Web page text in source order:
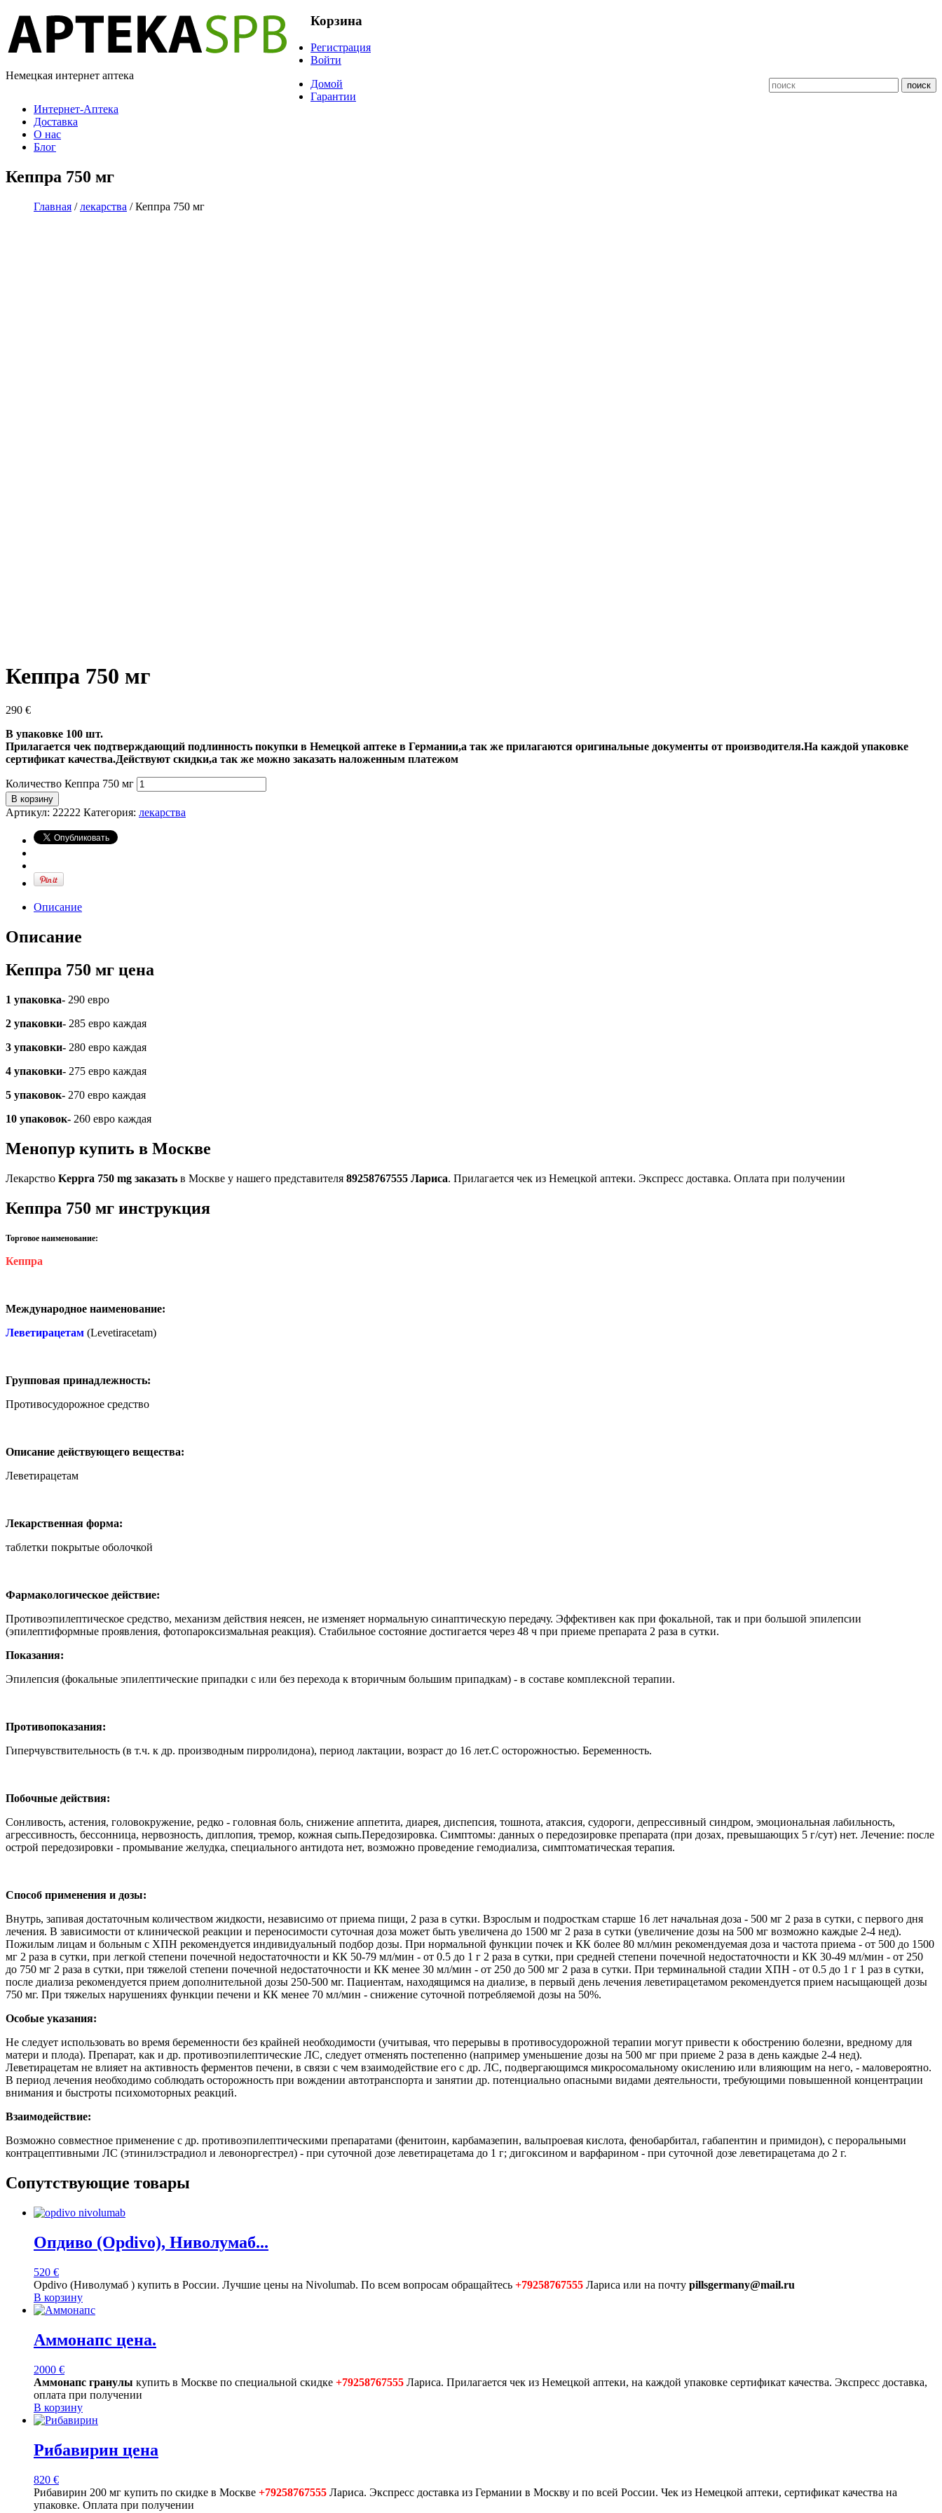
Немецкая интернет аптека
Корзина
Регистрация
Войти
Домой
Гарантии
Интернет-Аптека
Доставка
О нас
Блог
Кеппра 750 мг
Главная /лекарства / Кеппра 750 мг
Кеппра 750 мг
290 €
В упаковке 100 шт.
Прилагается чек подтверждающий подлинность покупки в Немецкой аптеке в Германии,а так же прилагаются оригинальные документы от производителя.На каждой упаковке
сертификат качества.Действуют скидки,а так же можно заказать наложенным платежом
Количество Кеппра 750 мг
В корзину
Артикул: 22222 Категория: лекарства
Описание
Описание
Кеппра 750 мг цена
1 упаковка- 290 евро
2 упаковки- 285 евро каждая
3 упаковки- 280 евро каждая
4 упаковки- 275 евро каждая
5 упаковок- 270 евро каждая
10 упаковок- 260 евро каждая
Менопур купить в Москве
Лекарство Keppra 750 mg заказать в Москве у нашего представителя 89258767555 Лариса. Прилагается чек из Немецкой аптеки. Экспресс доставка. Оплата при получении
Кеппра 750 мг инструкция
Торговое наименование:
Кеппра
Международное наименование:
Леветирацетам (Levetiracetam)
Групповая принадлежность:
Противосудорожное средство
Описание действующего вещества:
Леветирацетам
Лекарственная форма:
таблетки покрытые оболочкой
Фармакологическое действие:
Противоэпилептическое средство, механизм действия неясен, не изменяет нормальную синаптическую передачу. Эффективен как при фокальной, так и при большой эпилепсии
(эпилептиформные проявления, фотопароксизмальная реакция). Стабильное состояние достигается через 48 ч при приеме препарата 2 раза в сутки.
Показания:
Эпилепсия (фокальные эпилептические припадки с или без перехода к вторичным большим припадкам) - в составе комплексной терапии.
Противопоказания:
Гиперчувствительность (в т.ч. к др. производным пирролидона), период лактации, возраст до 16 лет.C осторожностью. Беременность.
Побочные действия:
Сонливость, астения, головокружение, редко - головная боль, снижение аппетита, диарея, диспепсия, тошнота, атаксия, судороги, депрессивный синдром, эмоциональная лабильность,
агрессивность, бессонница, нервозность, диплопия, тремор, кожная сыпь.Передозировка. Симптомы: данных о передозировке препарата (при дозах, превышающих 5 г/сут) нет. Лечение: после
острой передозировки - промывание желудка, специального антидота нет, возможно проведение гемодиализа, симптоматическая терапия.
Способ применения и дозы:
Внутрь, запивая достаточным количеством жидкости, независимо от приема пищи, 2 раза в сутки. Взрослым и подросткам старше 16 лет начальная доза - 500 мг 2 раза в сутки, с первого дня
лечения. В зависимости от клинической реакции и переносимости суточная доза может быть увеличена до 1500 мг 2 раза в сутки (увеличение дозы на 500 мг возможно каждые 2-4 нед).
Пожилым лицам и больным с ХПН рекомендуется индивидуальный подбор дозы. При нормальной функции почек и КК более 80 мл/мин рекомендуемая доза и частота приема - от 500 до 1500
мг 2 раза в сутки, при легкой степени почечной недостаточности и КК 50-79 мл/мин - от 0.5 до 1 г 2 раза в сутки, при средней степени почечной недостаточности и КК 30-49 мл/мин - от 250
до 750 мг 2 раза в сутки, при тяжелой степени почечной недостаточности и КК менее 30 мл/мин - от 250 до 500 мг 2 раза в сутки. При терминальной стадии ХПН - от 0.5 до 1 г 1 раз в сутки,
после диализа рекомендуется прием дополнительной дозы 250-500 мг. Пациентам, находящимся на диализе, в первый день лечения леветирацетамом рекомендуется прием насыщающей дозы
750 мг. При тяжелых нарушениях функции печени и КК менее 70 мл/мин - снижение суточной потребляемой дозы на 50%.
Особые указания:
Не следует использовать во время беременности без крайней необходимости (учитывая, что перерывы в противосудорожной терапии могут привести к обострению болезни, вредному для
матери и плода). Препарат, как и др. противоэпилептические ЛС, следует отменять постепенно (например уменьшение дозы на 500 мг при приеме 2 раза в день каждые 2-4 нед).
Леветирацетам не влияет на активность ферментов печени, в связи с чем взаимодействие его с др. ЛС, подвергающимся микросомальному окислению или влияющим на него, - маловероятно.
В период лечения необходимо соблюдать осторожность при вождении автотранспорта и занятии др. потенциально опасными видами деятельности, требующими повышенной концентрации
внимания и быстроты психомоторных реакций.
Взаимодействие:
Возможно совместное применение с др. противоэпилептическими препаратами (фенитоин, карбамазепин, вальпроевая кислота, фенобарбитал, габапентин и примидон), с пероральными
контрацептивными ЛС (этинилэстрадиол и левоноргестрел) - при суточной дозе леветирацетама до 1 г; дигоксином и варфарином - при суточной дозе леветирацетама до 2 г.
Сопутствующие товары
Опдиво (Opdivo), Ниволумаб...
520 €
Opdivo (Ниволумаб ) купить в России. Лучшие цены на Nivolumab. По всем вопросам обращайтесь +79258767555 Лариса или на почту pillsgermany@mail.ru
В корзину
Аммонапс цена.
2000 €
Аммонапс гранулы купить в Москве по специальной скидке +79258767555 Лариса. Прилагается чек из Немецкой аптеки, на каждой упаковке сертификат качества. Экспресс доставка,
оплата при получении
В корзину
Рибавирин цена
820 €
Рибавирин 200 мг купить по скидке в Москве +79258767555 Лариса. Экспресс доставка из Германии в Москву и по всей России. Чек из Немецкой аптеки, сертификат качества на
упаковке. Оплата при получении